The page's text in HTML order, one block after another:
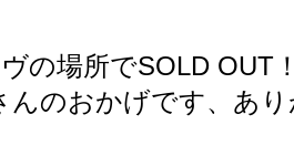
ヴの場所でSOLD OUT
んのおかげです、あ